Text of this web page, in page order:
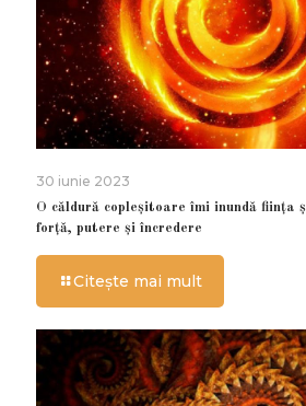
30 iunie 2023
O căldură copleșitoare îmi inundă ființa
forță, putere și încredere
Citește mai mult